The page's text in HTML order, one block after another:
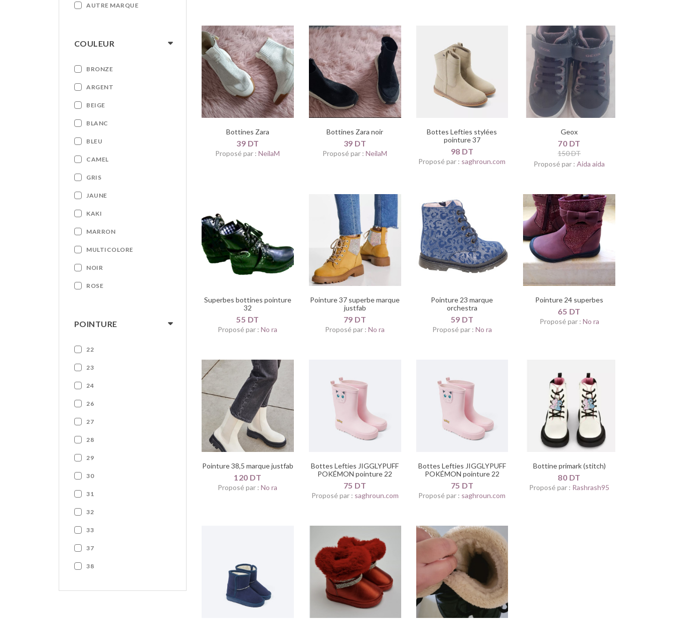
AUTRE MARQUE
COULEUR
BRONZE
ARGENT
BEIGE
BLANC
BLEU
CAMEL
GRIS
JAUNE
KAKI
MARRON
MULTICOLORE
NOIR
ROSE
POINTURE
22
23
24
26
27
28
29
30
31
32
33
37
38
Bottines Zara
39 DT
Proposé par :NeilaM
Bottines Zara noir
39 DT
Proposé par :NeilaM
Bottes Lefties stylées
pointure 37
98 DT
Proposé par : saghroun.com
Geox
70 DT
150 DT
Proposé par :Aida aida
Superbes bottines pointure
32
55 DT
Proposé par :No ra
Pointure 37 superbe marque
justfab
79 DT
Proposé par :No ra
Pointure 23 marque
orchestra
59 DT
Proposé par : No ra
Pointure 24 superbes
65 DT
Proposé par : No ra
Pointure 38,5 marque justfab
120 DT
Proposé par :No ra
Bottes Lefties JIGGLYPUFF
POKÉMON pointure 22
75 DT
Proposé par : saghroun.com
Bottes Lefties JIGGLYPUFF
POKÉMON pointure 22
75 DT
Proposé par : saghroun.com
Bottine primark (stitch)
80 DT
Proposé par : Rashrash95